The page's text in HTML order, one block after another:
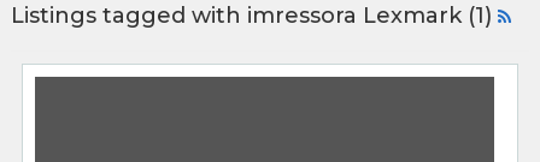
Listings tagged with imressora Lexmark (1)